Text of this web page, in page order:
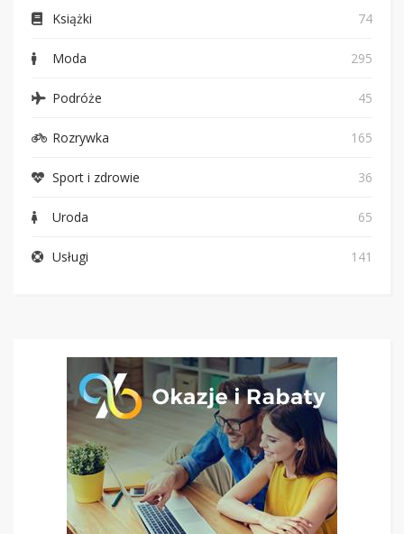
Książki 74
Moda 295
Podróże 45
Rozrywka 165
Sport i zdrowie 36
Uroda 65
Usługi 141